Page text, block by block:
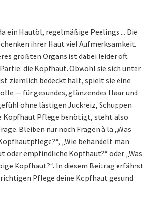
ein Hautöl, regelmäßige Peelings ... Die
ihrer Haut viel Aufmerksamkeit.
größten Organs ist dabei leider oft
die Kopfhaut. Obwohl sie sich unter
ziemlich bedeckt hält, spielt sie eine
— für gesundes, glänzendes Haar und
ohne lästigen Juckreiz, Schuppen
Kopfhaut Pflege benötigt, steht also
Bleiben nur noch Fragen à la „Was
„Wie behandelt man
oder empfindliche Kopfhaut?“ oder „Was
Kopfhaut?“. In diesem Beitrag erfährst
Pflege deine Kopfhaut gesund